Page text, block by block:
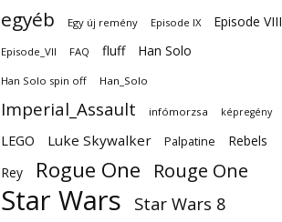
egyéb Egy új remény Episode IX Episode VIII
Episode_VII FAQ fluff Han Solo
Han Solo spin off Han_Solo
Imperial_Assault infómorzsa képregény
LEGO Luke Skywalker Palpatine
Rebels
Rey
Rogue One Rouge One
Star Wars Star Wars 8